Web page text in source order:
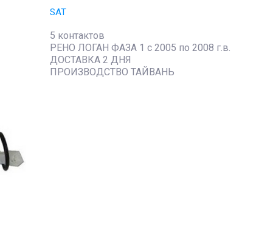
SAT
5 контактов
РЕНО ЛОГАН ФАЗА 1 с 2005 по 2008 г.в.
ДОСТАВКА 2 ДНЯ
ПРОИЗВОДСТВО ТАЙВАНЬ